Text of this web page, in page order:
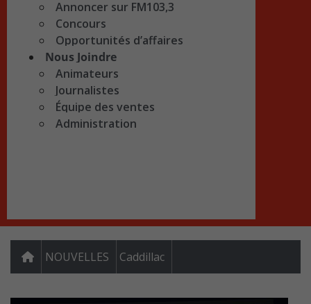
Annoncer sur FM103,3
Concours
Opportunités d’affaires
Nous Joindre
Animateurs
Journalistes
Équipe des ventes
Administration
NOUVELLES Caddillac